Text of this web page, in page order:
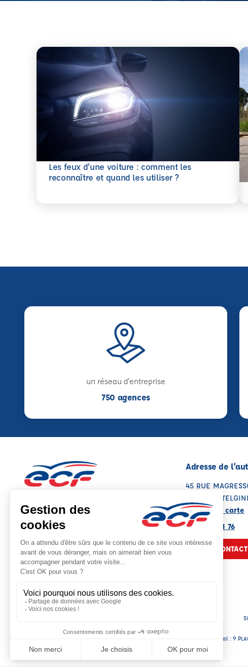
Les feux d’une voiture : comment les
reconnaître et quand les utiliser ?
En savoir plus
un réseau d'entreprise
750 agences
Note : 4.8/5
Moyenne calculée sur 82 avis
Adresse de
45 RUE
31780
Voir sur la carte
05 61 70 51 76
NOUS
Siège social : 9